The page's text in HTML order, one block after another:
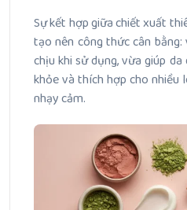
Sự kết hợp giữa chiết xuất
tạo nên công thức cân
chịu khi sử dụng, vừa giúp
khỏe và thích hợp cho nhiều
nhạy cảm.